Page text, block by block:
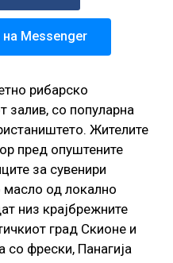
на Messenger
рибарско
залив, со популарна
Жителите
пред опуштените
за сувенири
од локално
низ крајбрежните
град Скионе и
со фрески, Панагија